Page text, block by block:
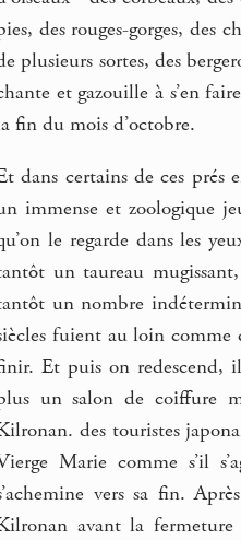
des rouges-gorges, des
plusieurs sortes, des
et gazouille à s’en
fin du mois d’octobre.
dans certains de ces prés
immense et zoologique
le regarde dans les
un taureau
un nombre
fuient au loin comme
Et puis on redescend,
un salon de coiffure
des touristes
Marie comme s’il
vers sa fin.
avant la